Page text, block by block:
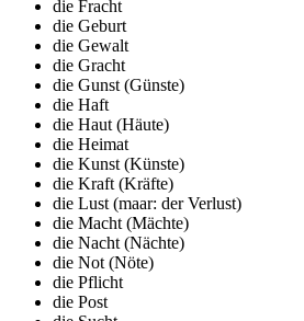
die Fracht
die Geburt
die Gewalt
die Gracht
die Gunst (Günste)
die Haft
die Haut (Häute)
die Heimat
die Kunst (Künste)
die Kraft (Kräfte)
die Lust (maar: der Verlust)
die Macht (Mächte)
die Nacht (Nächte)
die Not (Nöte)
die Pflicht
die Post